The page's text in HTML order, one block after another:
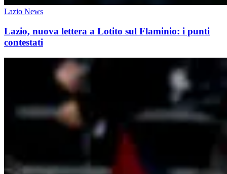
Lazio News
Lazio, nuova lettera a Lotito sul Flaminio: i punti
contestati